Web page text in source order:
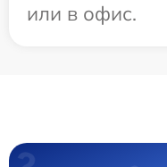
или в офис.